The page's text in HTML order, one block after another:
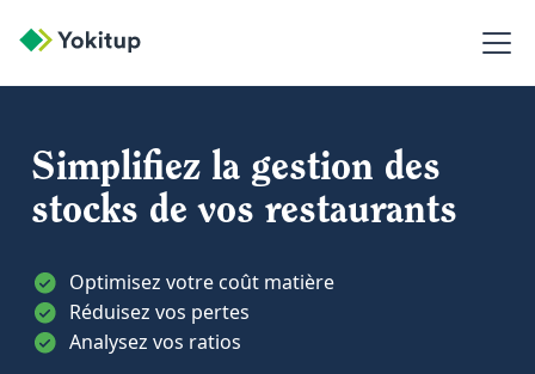
Simplifiez la gestion des
stocks de vos restaurants
Optimisez votre coût matière
Réduisez vos pertes
Analysez vos ratios